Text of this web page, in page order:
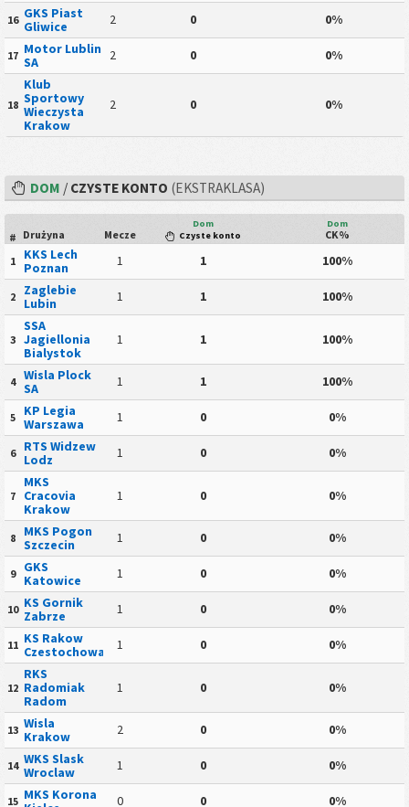
16 GKS Piast
Gliwice
2 0 0%
17 Motor Lublin
SA
2 0 0%
18
Klub
Sportowy
Wieczysta
Krakow
2 0 0%
DOM /CZYSTE KONTO (EKSTRAKLASA)
# Drużyna Mecze
Dom
Czyste konto
Dom
CK%
1
KKS Lech
Poznan
1 1 100%
2
Zaglebie
Lubin
1 1 100%
3
SSA
Jagiellonia
Bialystok
1 1 100%
4 Wisla Plock
SA
1 1 100%
5
KP Legia
Warszawa
1 0 0%
6
RTS Widzew
Lodz
1 0 0%
7
MKS
Cracovia
Krakow
1 0 0%
8
MKS Pogon
Szczecin
1 0 0%
9
GKS
Katowice
1 0 0%
10 KS Gornik
Zabrze
1 0 0%
11 KS Rakow
Czestochowa
1 0 0%
12
RKS
Radomiak
Radom
1 0 0%
13 Wisla
Krakow
2 0 0%
14 WKS Slask
Wroclaw
1 0 0%
15 MKS Korona
0 0 0%